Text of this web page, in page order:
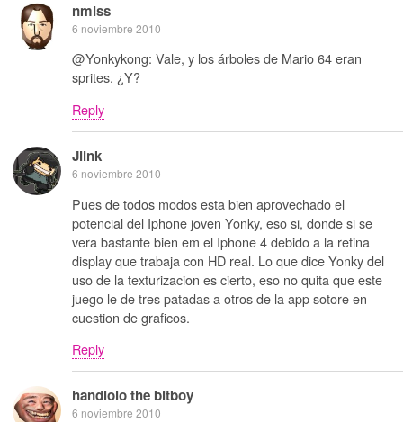
nmlss
6 noviembre 2010
@Yonkykong: Vale, y los árboles de Mario 64 eran
sprites. ¿Y?
Reply
Jlink
6 noviembre 2010
Pues de todos modos esta bien aprovechado el
potencial del Iphone joven Yonky, eso si, donde si se
vera bastante bien em el Iphone 4 debido a la retina
display que trabaja con HD real. Lo que dice Yonky del
uso de la texturizacion es cierto, eso no quita que este
juego le de tres patadas a otros de la app sotore en
cuestion de graficos.
Reply
handlolo the bitboy
6 noviembre 2010